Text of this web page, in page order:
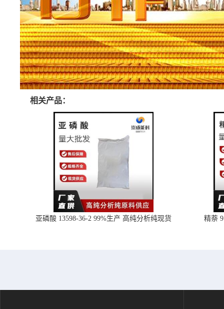
相关产品：
亚磷酸 13598-36-2 99%生产 高纯分析纯现货 精萘